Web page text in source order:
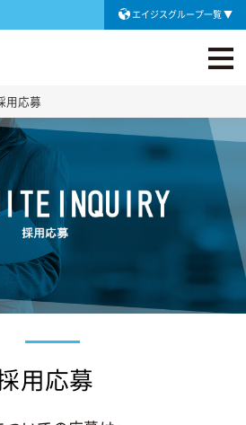
エイジスグループ一覧
用応募
用応募